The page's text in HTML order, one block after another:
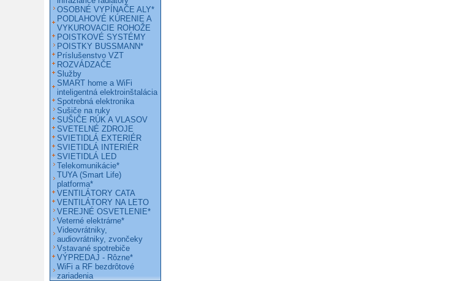
OSOBNÉ VYPÍNAČE ALY*
PODLAHOVÉ KÚRENIE A
VYKUROVACIE ROHOŽE
POISTKOVÉ SYSTÉMY
POISTKY BUSSMANN*
Príslušenstvo VZT
ROZVÁDZAČE
Služby
SMART home a WiFi
inteligentná elektroinštalácia
Spotrebná elektronika
Sušiče na ruky
SUŠIČE RÚK A VLASOV
SVETELNÉ ZDROJE
SVIETIDLÁ EXTERIÉR
SVIETIDLÁ INTERIÉR
SVIETIDLÁ LED
Telekomunikácie*
TUYA (Smart Life)
platforma*
VENTILÁTORY CATA
VENTILÁTORY NA LETO
VEREJNÉ OSVETLENIE*
Veterné elektrárne*
Videovrátniky,
audiovrátniky, zvončeky
Vstavané spotrebiče
VÝPREDAJ - Rôzne*
WiFi a RF bezdrôtové
zariadenia